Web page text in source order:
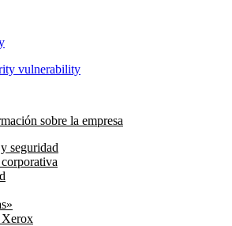
vulnerability
sobre la empresa
seguridad
Xerox